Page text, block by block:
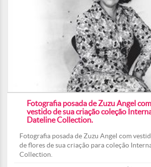
Fotografia posada de Zuzu Angel com
vestido de sua criação coleção
Dateline Collection.
Fotografia posada de Zuzu Angel com
de flores de sua criação para coleção
Collection.